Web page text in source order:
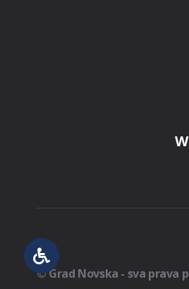
© Grad Novska - sva prava